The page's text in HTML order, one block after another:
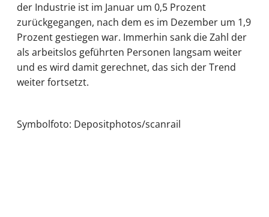
der Industrie ist im Januar um 0,5 Prozent
zurückgegangen, nach dem es im Dezember um 1,9
Prozent gestiegen war. Immerhin sank die Zahl der
als arbeitslos geführten Personen langsam weiter
und es wird damit gerechnet, das sich der Trend
weiter fortsetzt.
Symbolfoto: Depositphotos/scanrail